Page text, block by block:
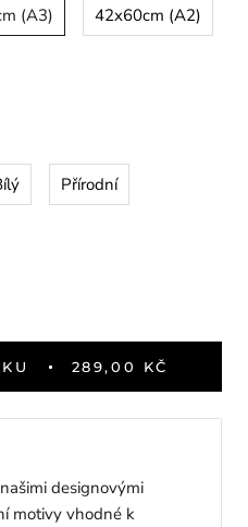
(A3) 42x60cm (A2)
Přírodní
289,00 KČ
designovými
motivy vhodné k